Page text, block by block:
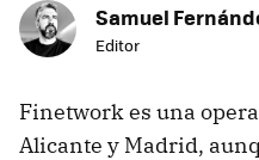
Samuel
Editor
Finetwork es una
Alicante y Madrid,